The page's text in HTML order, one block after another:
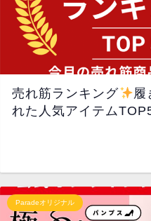
売れ筋ランキング
履
れた人気アイテム
Paradeオリジナル